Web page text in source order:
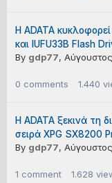
Η ADATA
και IUFU33B Flash
By gdp77,
0 comments 1.440
Η ADATA ξεκινά τη
σειρά XPG SX8200
By gdp77,
1 comment 1.628